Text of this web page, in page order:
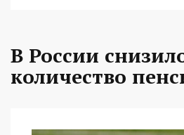
В России
количество